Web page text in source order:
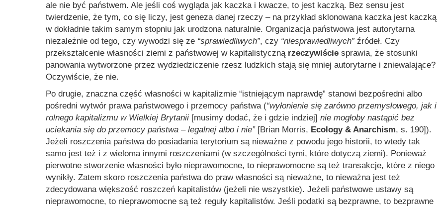
ale nie być państwem. Ale jeśli coś wygląda jak kaczka i kwacze, to jest kaczką. Bez sensu jest
twierdzenie, że tym, co się liczy, jest geneza danej rzeczy – na przykład sklonowana kaczka jest kaczką
w dokładnie takim samym stopniu jak urodzona naturalnie. Organizacja państwowa jest autorytarna
niezależnie od tego, czy wywodzi się ze “sprawiedliwych”, czy “niesprawiedliwych”źródeł. Czy
przekształcenie własności ziemi z państwowej w kapitalistyczną rzeczywiście sprawia, że stosunki
panowania wytworzone przez wydziedziczenie rzesz ludzkich stają się mniej autorytarne i zniewalające?
Oczywiście, że nie.
Po drugie, znaczna część własności w kapitalizmie “istniejącym naprawdę” stanowi bezpośredni albo
pośredni wytwór prawa państwowego i przemocy państwa (“wyłonienie się zarówno przemysłowego, jak i
rolnego kapitalizmu w Wielkiej Brytanii [musimy dodać, że i gdzie indziej] nie mogłoby nastąpić bez
uciekania się do przemocy państwa – legalnej albo i nie”[Brian Morris, Ecology & Anarchism, s. 190]).
Jeżeli roszczenia państwa do posiadania terytorium są nieważne z powodu jego historii, to wtedy tak
samo jest też i z wieloma innymi roszczeniami (w szczególności tymi, które dotyczą ziemi). Ponieważ
pierwotne stworzenie własności było nieprawomocne, to nieprawomocne są też transakcje, które z niego
wynikły. Zatem skoro roszczenia państwa do praw własności są nieważne, to nieważna jest też
zdecydowana większość roszczeń kapitalistów (jeżeli nie wszystkie). Jeżeli państwowe ustawy są
nieprawomocne, to nieprawomocne są też reguły kapitalistów. Jeśli podatki są bezprawne, to bezprawne